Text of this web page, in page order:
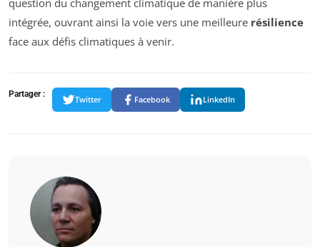
intégrée, ouvrant ainsi la voie vers une meilleure résilience
face aux défis climatiques à venir.
Partager :
Twitter Facebook LinkedIn